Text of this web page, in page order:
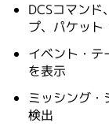
DCSコマンド
プ、パケット
イベント・テ
を表示
ミッシング・
検出